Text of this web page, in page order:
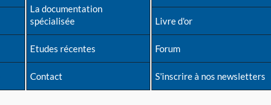
La documentation
spécialisée
Etudes récentes
Contact
Livre d'or
Forum
S'inscrire à nos newsletters